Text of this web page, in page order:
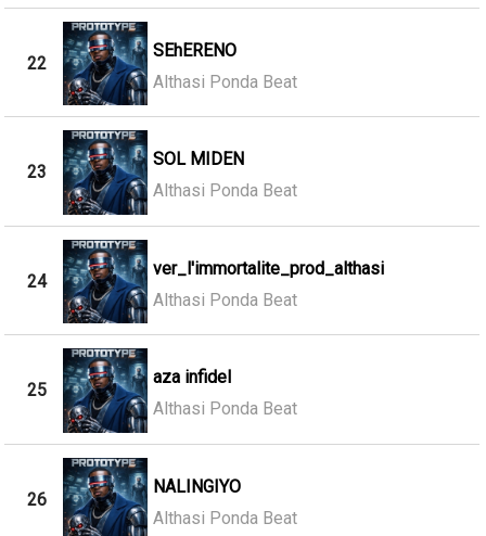
22
SEhERENO
Althasi Ponda Beat
23
SOL MIDEN
Althasi Ponda Beat
24
ver_l'immortalite_prod_althasi
Althasi Ponda Beat
25
aza infidel
Althasi Ponda Beat
26
NALINGIYO
Althasi Ponda Beat